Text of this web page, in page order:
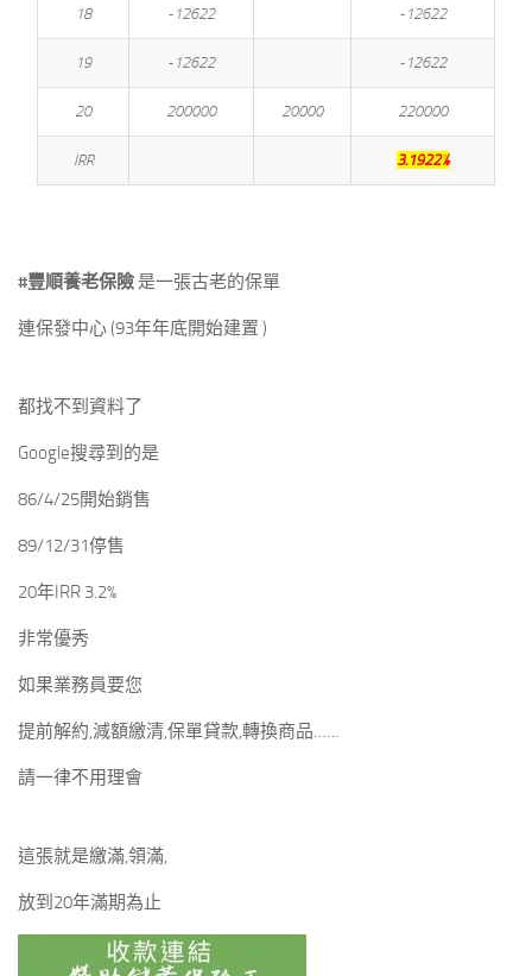
18 -12622 -12622
19 -12622 -12622
20 200000 20000 220000
IRR 3.1922%
#豐順養老保險 是一張古老的保單
連保發中心 (93年年底開始建置 )
都找不到資料了
Google搜尋到的是
86/4/25開始銷售
89/12/31停售
20年IRR 3.2%
非常優秀
如果業務員要您
提前解約,減額繳清,保單貸款,轉換商品……
請一律不用理會
這張就是繳滿,領滿,
放到20年滿期為止